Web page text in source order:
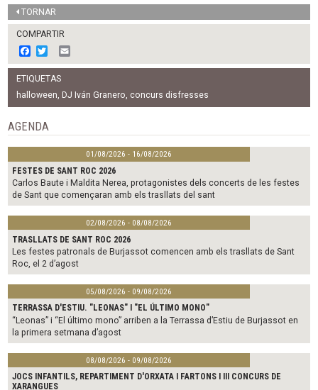
TORNAR
COMPARTIR
F
a
c
e
b
o
o
k
w
i
t
t
e
m
l
ETIQUETAS
halloween, DJ Iván Granero, concurs disfresses
AGENDA
01/08/2026 - 16/08/2026
FESTES DE SANT ROC 2026
Carlos Baute i Maldita Nerea, protagonistes dels concerts de les festes
de Sant que començaran amb els trasllats del sant
02/08/2026 - 08/08/2026
TRASLLATS DE SANT ROC 2026
Les festes patronals de Burjassot comencen amb els trasllats de Sant
Roc, el 2 d’agost
05/08/2026 - 09/08/2026
TERRASSA D'ESTIU. "LEONAS" I "EL ÚLTIMO MONO"
“Leonas” i “El último mono” arriben a la Terrassa d’Estiu de Burjassot en
la primera setmana d’agost
08/08/2026 - 09/08/2026
JOCS INFANTILS, REPARTIMENT D'ORXATA I FARTONS I III CONCURS DE
XARANGUES